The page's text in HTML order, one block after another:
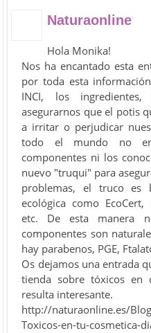
Naturaonline
Hola Monika!
Nos ha encantado esta
por toda esta
INCI, los
asegurarnos que el potis
a irritar o perjudicar
todo el mundo no
componentes ni los
nuevo "truqui" para
problemas, el truco es
ecológica como
etc. De esta manera
componentes son
hay parabenos, PGE,
Os dejamos una entrada
tienda sobre tóxicos en
resulta interesante.
http://naturaonline.es/
Toxicos-en-tu-cosmetica-